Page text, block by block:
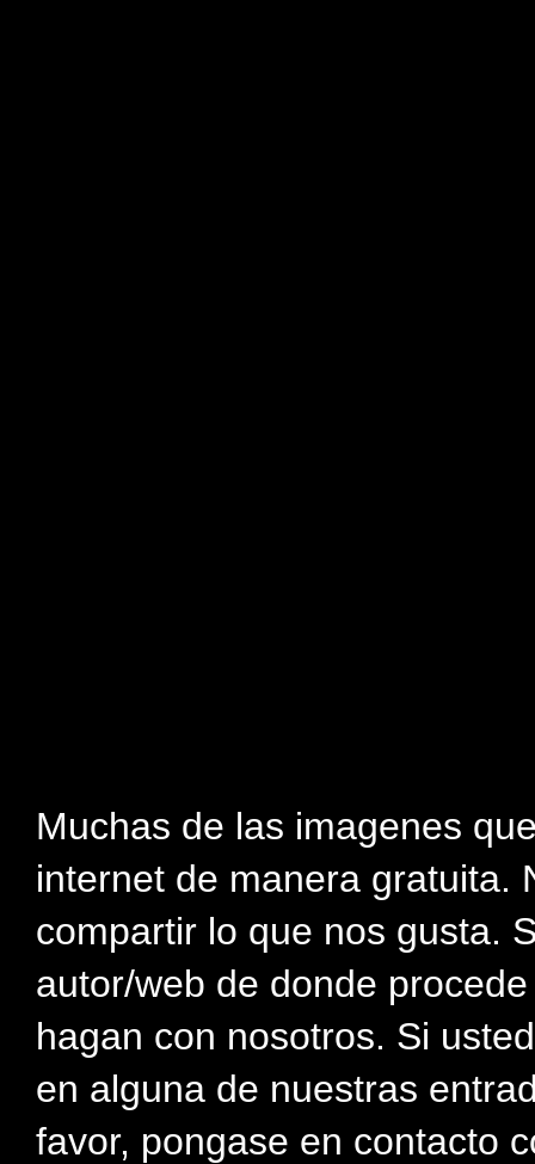
Muchas de las imagenes
internet de manera gratuita.
compartir lo que nos gusta.
autor/web de donde
hagan con nosotros. Si
en alguna de nuestras
favor, pongase en contacto